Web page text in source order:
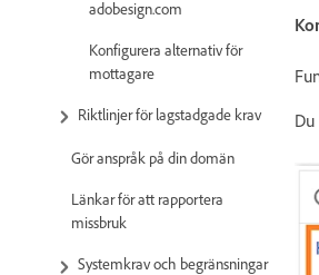
adobesign.com
Konfigurera alternativ för
mottagare
Riktlinjer för lagstadgade krav
Gör anspråk på din domän
Länkar för att rapportera
missbruk
Systemkrav och begränsningar